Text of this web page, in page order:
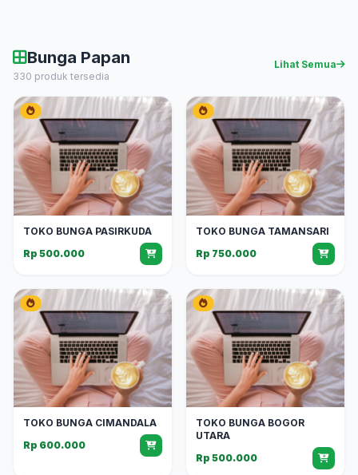
Bunga Papan
330 produk tersedia
Lihat Semua
TOKO BUNGA PASIRKUDA
Rp 500.000
TOKO BUNGA TAMANSARI
Rp 750.000
TOKO BUNGA CIMANDALA
Rp 600.000
TOKO BUNGA BOGOR
UTARA
Rp 500.000